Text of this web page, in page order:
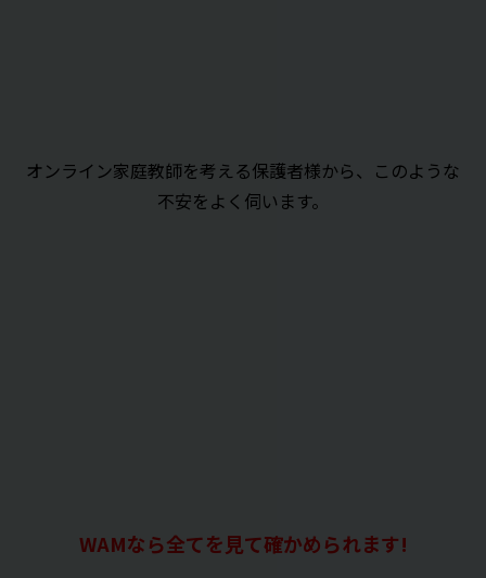
オンライン家庭教師を考える保護者様から、このような
不安をよく伺います。
WAMなら全てを見て確かめられます!